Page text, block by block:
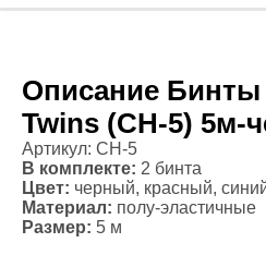
Описание Бинты
Twins (CH-5) 5м-
Артикул: CH-5
В комплекте: 2 бинта
Цвет: черный, красный,
Материал: полу-эластичные
Размер: 5 м